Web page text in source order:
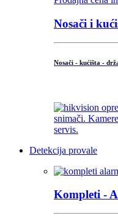
Nosači i
Nosači - kućišta -
Detekcija provale
Kompleti -